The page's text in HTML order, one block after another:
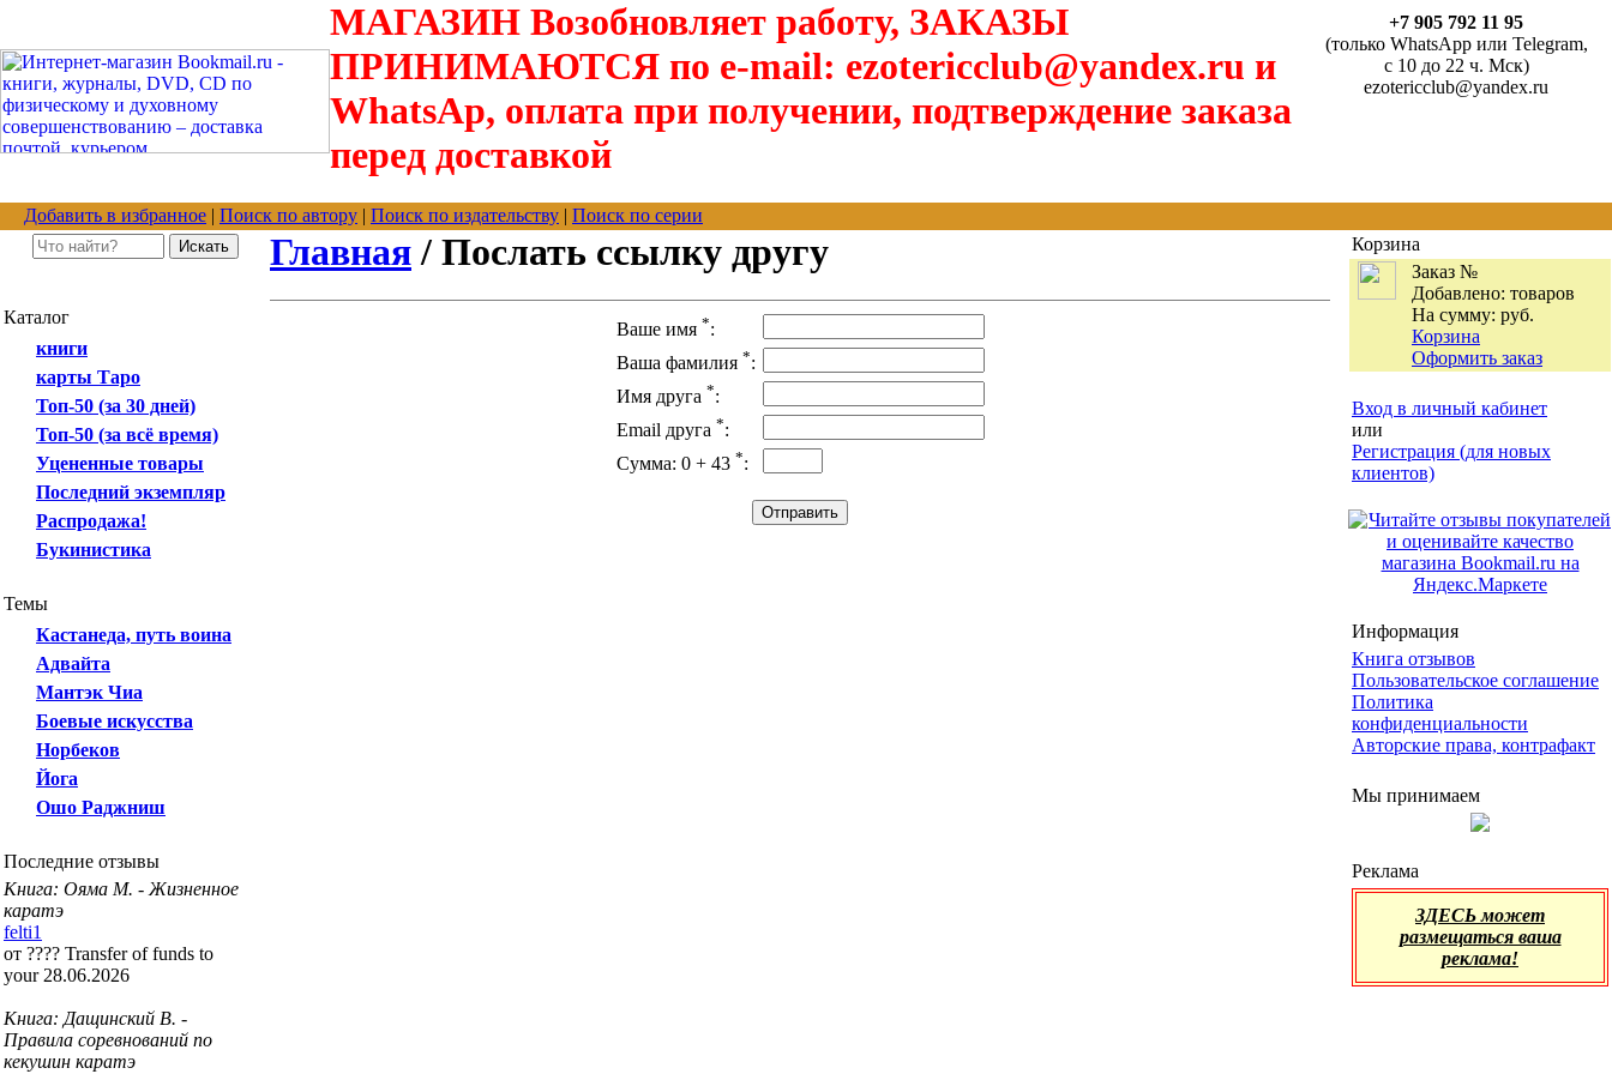
МАГАЗИН Возобновляет работу, ЗАКАЗЫ
ПРИНИМАЮТСЯ по e-mail: ezotericclub@yandex.ru и
WhatsAp, оплата при получении, подтверждение заказа
перед доставкой
+7 905 792 11 95
(только WhatsApp или Telegram,
с 10 до 22 ч. Мск)
ezotericclub@yandex.ru
Добавить в избранное | Поиск по автору | Поиск по издательству | Поиск по серии
Каталог
книги
карты Таро
Топ-50 (за 30 дней)
Топ-50 (за всё время)
Уцененные товары
Последний экземпляр
Распродажа!
Букинистика
Темы
Кастанеда, путь воина
Адвайта
Мантэк Чиа
Боевые искусства
Норбеков
Йога
Ошо Раджниш
Последние отзывы
Книга: Ояма М. - Жизненное
каратэ
felti1
от ???? Transfer of funds to
your 28.06.2026
Книга: Дащинский В. -
Правила соревнований по
кекушин каратэ
Главная / Послать ссылку другу
Ваше имя *:
Ваша фамилия *:
Имя друга *:
Email друга *:
Сумма: 0 + 43 *:
Корзина
Заказ №
Добавлено: товаров
На сумму: руб.
Корзина
Оформить заказ
Вход в личный кабинет
или
Регистрация (для новых
клиентов)
Информация
Книга отзывов
Пользовательское соглашение
Политика
конфиденциальности
Авторские права, контрафакт
Мы принимаем
Реклама
ЗДЕСЬ может
размещаться ваша
реклама!